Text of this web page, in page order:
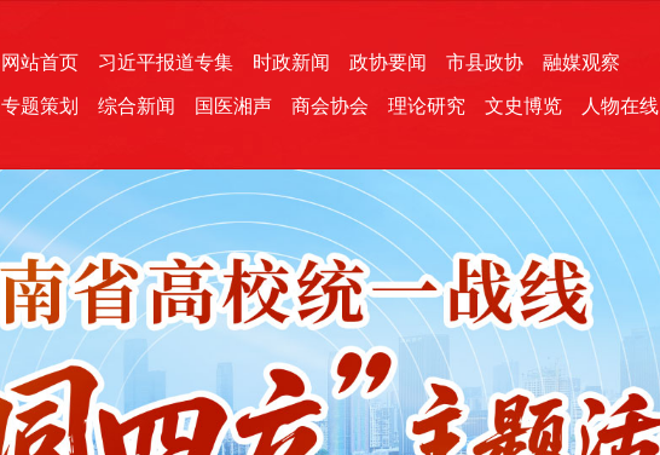
网站首页 习近平报道专集 时政新闻 政协要闻 市县政协 融媒观察
专题策划 综合新闻 国医湘声 商会协会 理论研究 文史博览 人物在线
“四同四立”主题活动 三湘生态 产学研 国学经典